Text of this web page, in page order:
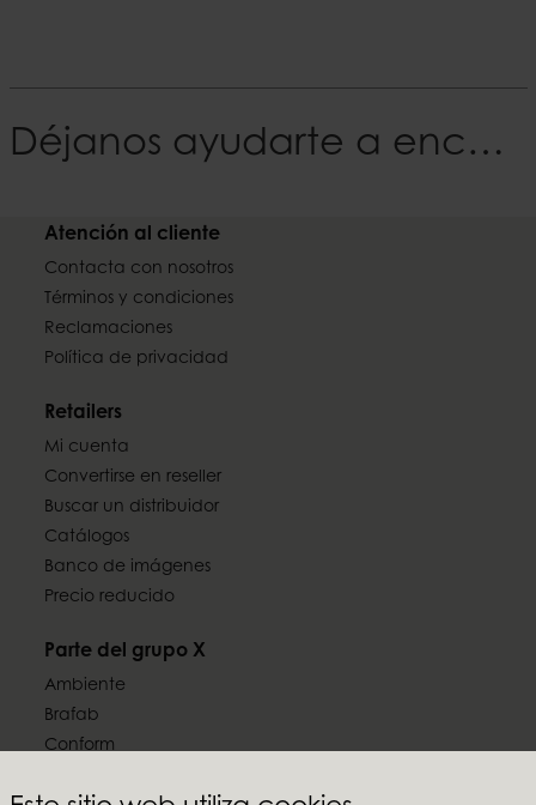
Déjanos ayudarte a encontrar tu Estilo
Atención al cliente
Contacta con nosotros
Términos y condiciones
Reclamaciones
Política de privacidad
Retailers
Mi cuenta
Convertirse en reseller
Buscar un distribuidor
Catálogos
Banco de imágenes
Precio reducido
Parte del grupo X
Ambiente
Brafab
Conform